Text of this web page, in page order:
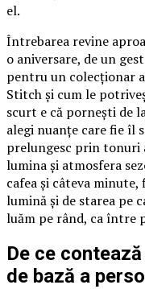
el.
Întrebarea revine
o aniversare, de un
pentru un colecționar
Stitch și cum le
scurt e că pornești de
alegi nuanțe care fie îl
prelungesc prin tonuri
lumina și atmosfera
cafea și câteva
lumină și de starea pe
luăm pe rând, ca între
De ce
de bază a